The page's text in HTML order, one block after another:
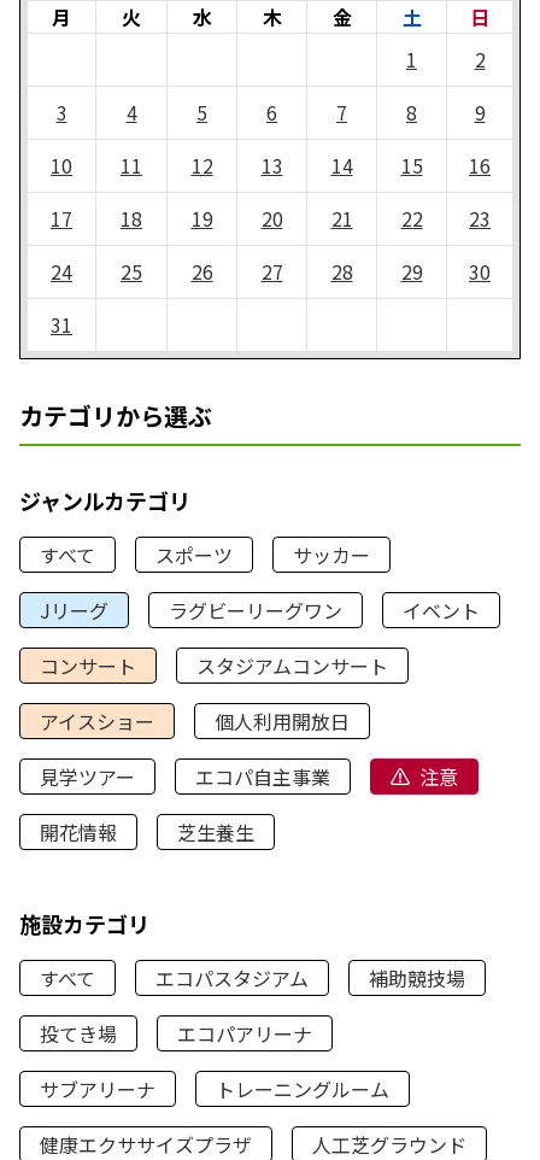
月 火 水 木 金 土
日
1
2
3
4 5 6 7 8
9
10
11 12 13 14 15
16
17
18 19 20 21 22
23
24
25 26 27 28 29
30
31
カテゴリから選ぶ
ジャンルカテゴリ
すべて スポーツ
サッカー
Jリーグ
ラグビーリーグワン
イベント
コンサート
スタジアムコンサート
アイスショー
個人利用開放日
見学ツアー
エコパ自主事業
注意
開花情報
芝生養生
施設カテゴリ
すべて エコパスタジアム
補助競技場
投てき場
エコパアリーナ
サブアリーナ
トレーニングルーム
健康エクササイズプラザ
人工芝グラウンド